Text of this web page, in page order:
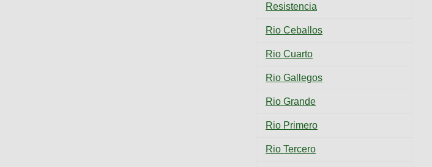
Resistencia
Rio Ceballos
Rio Cuarto
Rio Gallegos
Rio Grande
Rio Primero
Rio Tercero